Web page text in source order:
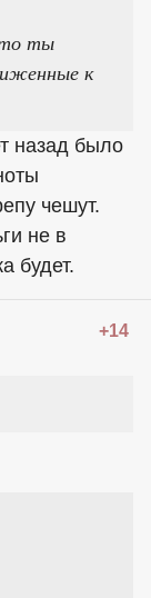
ты
к
назад было
чешут.
не в
будет.
+14